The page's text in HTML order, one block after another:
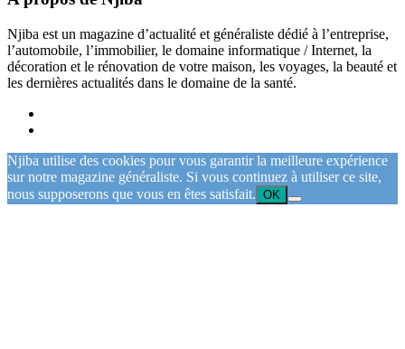
Njiba est un magazine d’actualité et généraliste dédié à l’entreprise,
l’automobile, l’immobilier, le domaine informatique / Internet, la
décoration et le rénovation de votre maison, les voyages, la beauté et
les dernières actualités dans le domaine de la santé.
Njiba utilise des cookies pour vous garantir la meilleure expérience
sur notre magazine généraliste. Si vous continuez à utiliser ce site,
nous supposerons que vous en êtes satisfait. OK